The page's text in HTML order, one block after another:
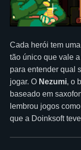
Cada herói tem
tão único que vale
para entender qual
jogar. O Nezumi, o
baseado em
lembrou jogos como
que a Doinksoft